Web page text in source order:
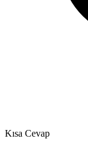
Kısa Cevap